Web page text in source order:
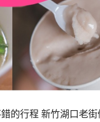
的行程 新竹湖口老